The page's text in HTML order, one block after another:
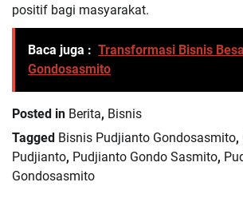
positif bagi masyarakat.
Baca juga : Transformasi Bisnis
Gondosasmito
Posted in Berita, Bisnis
Tagged Bisnis Pudjianto Gondosasmito,
Pudjianto, Pudjianto Gondo Sasmito,
Gondosasmito